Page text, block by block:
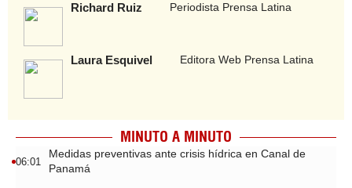
Richard Ruiz Periodista Prensa Latina
Laura Esquivel Editora Web Prensa Latina
MINUTO A MINUTO
06:01
Medidas preventivas ante crisis hídrica en Canal de
Panamá